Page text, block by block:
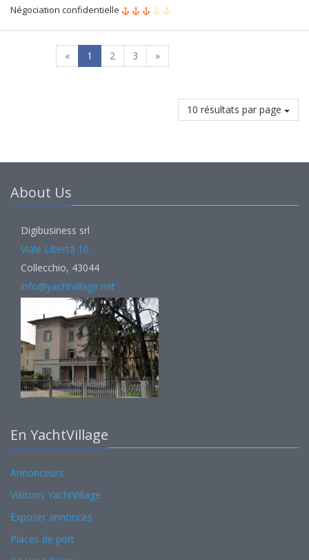
Négociation confidentielle
« 1 2 3 »
10 résultats par page
About Us
Digibusiness srl
Viale Libertà 10
Collecchio, 43044
info@yachtvillage.net
En YachtVillage
Annonceurs
Visitons YachtVillage
Exposer annonces
Places de port